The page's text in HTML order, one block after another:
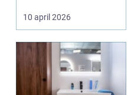
10 april 2026